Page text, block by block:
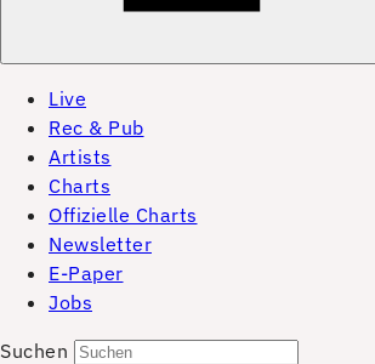
Live
Rec & Pub
Artists
Charts
Offizielle Charts
Newsletter
E-Paper
Jobs
Suchen